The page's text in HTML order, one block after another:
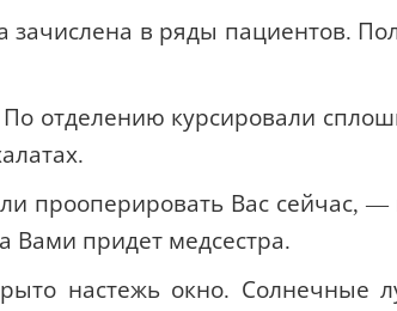
зачислена в ряды пациентов.
По отделению курсировали
прооперировать Вас сейчас,
Вами придет медсестра.
настежь окно. Солнечные